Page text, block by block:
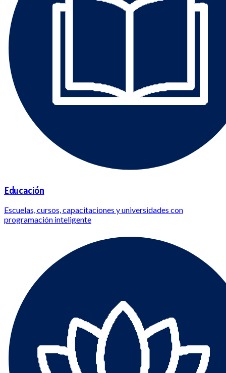
Educación
Escuelas, cursos, capacitaciones y universidades con
programación inteligente